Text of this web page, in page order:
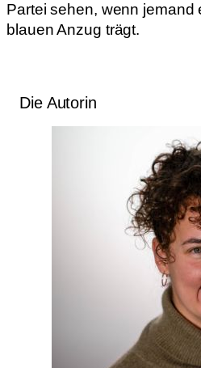
Partei sehen, wenn jemand
blauen Anzug trägt.
Die Autorin